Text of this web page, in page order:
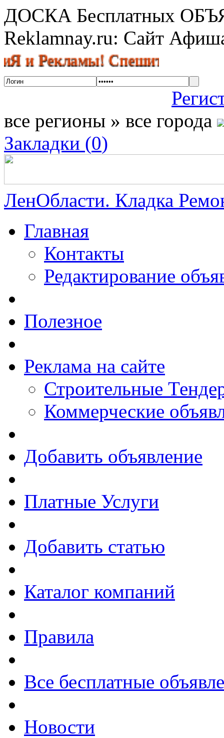
ДОСКА Бесплатных
Reklamnay.ru: Сайт
Спешите разместить
все регионы » все города
Закладки (0)
ЛенОбласти. Кладка
Главная
Контакты
Редактирование
Полезное
Реклама на сайте
Строительные
Коммерческие
Добавить объявление
Платные Услуги
Добавить статью
Каталог компаний
Правила
Все бесплатные
Новости